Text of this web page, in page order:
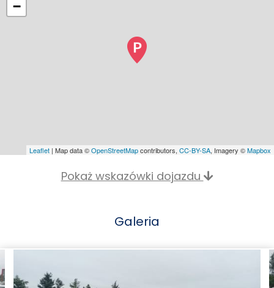
−
Leaflet | Map data ©OpenStreetMapcontributors, CC-BY-SA, Imagery ©Mapbox
Pokaż wskazówki dojazdu
Galeria